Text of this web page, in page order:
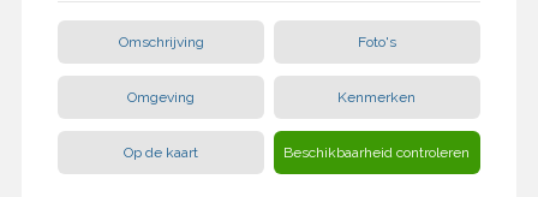
Omschrijving Foto's
Omgeving Kenmerken
Op de kaart Beschikbaarheid controleren